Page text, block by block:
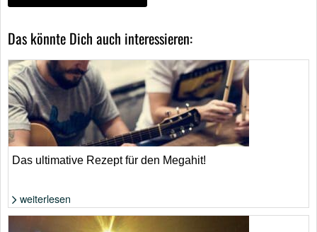
Das könnte Dich auch interessieren:
Foto: Shutterstock von Rawpixel.com
Das ultimative Rezept für den Megahit!
weiterlesen